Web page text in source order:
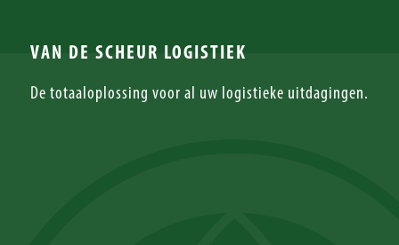
VAN DE SCHEUR LOGISTIEK
De totaaloplossing voor al uw logistieke uitdagingen.